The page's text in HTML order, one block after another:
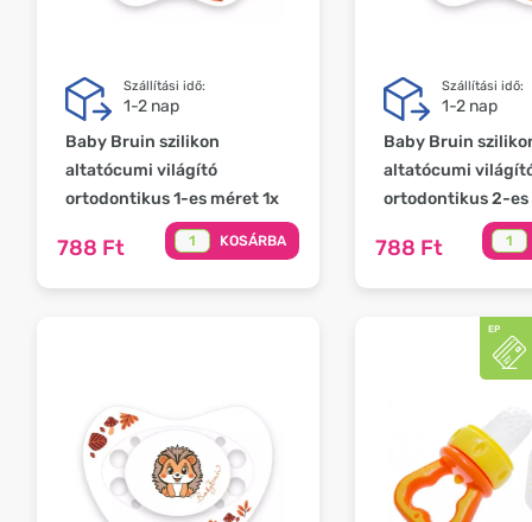
Szállítási idő:
1-2 nap
Baby Bruin szilikon
altatócumi világító
ortodontikus 1-es méret 1x
788 Ft KOSÁRBA
Szállítási idő:
1-2 nap
Baby Bruin
altatócumi
ortodontikus 2-es
788 Ft